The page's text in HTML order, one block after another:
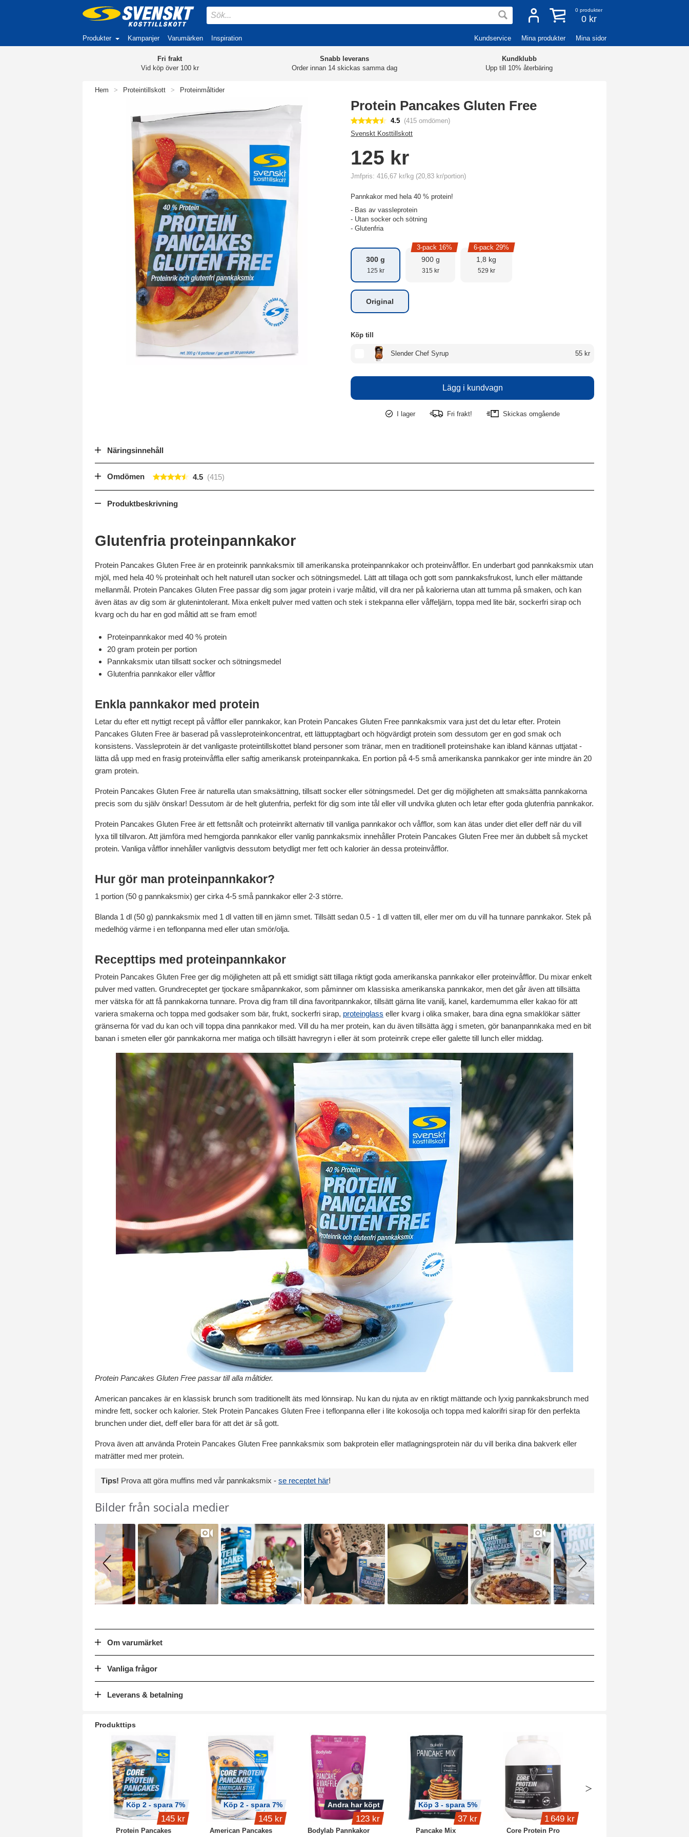
0 produkter
0 kr
Produkter Kampanjer Varumärken Inspiration Kundservice Mina produkter Mina sidor
Fri frakt
Vid köp över 100 kr
Snabb leverans
Order innan 14 skickas samma dag
Kundklubb
Upp till 10% återbäring
Hem > Proteintillskott > Proteinmåltider
Protein Pancakes Gluten Free
4.5 (415 omdömen)
Svenskt Kosttillskott
125 kr
Jmfpris: 416,67 kr/kg (20,83 kr/portion)
Pannkakor med hela 40 % protein!
- Bas av vassleprotein
- Utan socker och sötning
- Glutenfria
300 g
125 kr
900 g
315 kr
3-pack 16%
1,8 kg
529 kr
6-pack 29%
Original
Köp till
Slender Chef Syrup 55 kr
I lager Fri frakt! Skickas omgående
Näringsinnehåll
Omdömen 4.5
Produktbeskrivning
Glutenfria proteinpannkakor
Protein Pancakes Gluten Free är en proteinrik pannkaksmix till amerikanska proteinpannkakor och proteinvåfflor. En underbart god pannkaksmix utan
mjöl, med hela 40 % proteinhalt och helt naturell utan socker och sötningsmedel. Lätt att tillaga och gott som pannkaksfrukost, lunch eller mättande
mellanmål. Protein Pancakes Gluten Free passar dig som jagar protein i varje måltid, vill dra ner på kalorierna utan att tumma på smaken, och kan
även ätas av dig som är glutenintolerant. Mixa enkelt pulver med vatten och stek i stekpanna eller våffeljärn, toppa med lite bär, sockerfri sirap och
kvarg och du har en god måltid att se fram emot!
Proteinpannkakor med 40 % protein
20 gram protein per portion
Pannkaksmix utan tillsatt socker och sötningsmedel
Glutenfria pannkakor eller våfflor
Enkla pannkakor med protein
Letar du efter ett nyttigt recept på våfflor eller pannkakor, kan Protein Pancakes Gluten Free pannkaksmix vara just det du letar efter. Protein
Pancakes Gluten Free är baserad på vassleproteinkoncentrat, ett lättupptagbart och högvärdigt protein som dessutom ger en god smak och
konsistens. Vassleprotein är det vanligaste proteintillskottet bland personer som tränar, men en traditionell proteinshake kan ibland kännas uttjatat -
lätta då upp med en frasig proteinvåffla eller saftig amerikansk proteinpannkaka. En portion på 4-5 små amerikanska pannkakor ger inte mindre än 20
gram protein.
Protein Pancakes Gluten Free är naturella utan smaksättning, tillsatt socker eller sötningsmedel. Det ger dig möjligheten att smaksätta pannkakorna
precis som du själv önskar! Dessutom är de helt glutenfria, perfekt för dig som inte tål eller vill undvika gluten och letar efter goda glutenfria pannkakor.
Protein Pancakes Gluten Free är ett fettsnålt och proteinrikt alternativ till vanliga pannkakor och våfflor, som kan ätas under diet eller deff när du vill
lyxa till tillvaron. Att jämföra med hemgjorda pannkakor eller vanlig pannkaksmix innehåller Protein Pancakes Gluten Free mer än dubbelt så mycket
protein. Vanliga våfflor innehåller vanligtvis dessutom betydligt mer fett och kalorier än dessa proteinvåfflor.
Hur gör man proteinpannkakor?
1 portion (50 g pannkaksmix) ger cirka 4-5 små pannkakor eller 2-3 större.
Blanda 1 dl (50 g) pannkaksmix med 1 dl vatten till en jämn smet. Tillsätt sedan 0.5 - 1 dl vatten till, eller mer om du vill ha tunnare pannkakor. Stek på
medelhög värme i en teflonpanna med eller utan smör/olja.
Recepttips med proteinpannkakor
Protein Pancakes Gluten Free ger dig möjligheten att på ett smidigt sätt tillaga riktigt goda amerikanska pannkakor eller proteinvåfflor. Du mixar enkelt
pulver med vatten. Grundreceptet ger tjockare småpannkakor, som påminner om klassiska amerikanska pannkakor, men det går även att tillsätta
mer vätska för att få pannkakorna tunnare. Prova dig fram till dina favoritpannkakor, tillsätt gärna lite vanilj, kanel, kardemumma eller kakao för att
variera smakerna och toppa med godsaker som bär, frukt, sockerfri sirap, proteinglass eller kvarg i olika smaker, bara dina egna smaklökar sätter
gränserna för vad du kan och vill toppa dina pannkakor med. Vill du ha mer protein, kan du även tillsätta ägg i smeten, gör bananpannkaka med en bit
banan i smeten eller gör pannkakorna mer matiga och tillsätt havregryn i eller ät som proteinrik crepe eller galette till lunch eller middag.
Protein Pancakes Gluten Free passar till alla måltider.
American pancakes är en klassisk brunch som traditionellt äts med lönnsirap. Nu kan du njuta av en riktigt mättande och lyxig pannkaksbrunch med
mindre fett, socker och kalorier. Stek Protein Pancakes Gluten Free i teflonpanna eller i lite kokosolja och toppa med kalorifri sirap för den perfekta
brunchen under diet, deff eller bara för att det är så gott.
Prova även att använda Protein Pancakes Gluten Free pannkaksmix som bakprotein eller matlagningsprotein när du vill berika dina bakverk eller
maträtter med mer protein.
Tips! Prova att göra muffins med vår pannkaksmix - se receptet här!
Slideshow
Slide
controls
Bilder från sociala medier
Om varumärket
Vanliga frågor
Leverans & betalning
Produkttips
Protein Pancakes
Köp 2 - spara 7%
145 kr
American Pancakes
Köp 2 - spara 7%
145 kr
Bodylab Pannkakor
Andra har köpt
123 kr
Pancake Mix
Köp 3 - spara 5%
37 kr
Core Protein Pro
1 649 kr